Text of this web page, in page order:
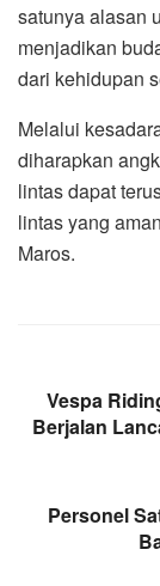
satunya alasan
menjadikan
dari kehidupan
Melalui
diharapkan
lintas dapat
lintas yang
Maros.
Vespa
Berjalan
Personel